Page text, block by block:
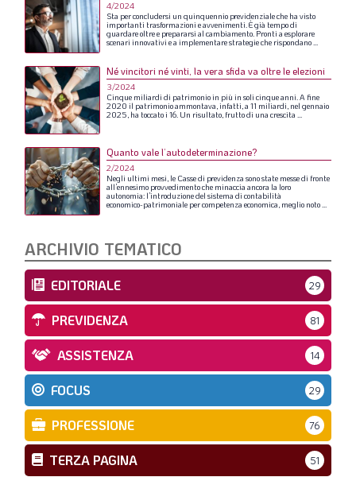
4/2024
Sta perconcludersi un quinquennio previdenzialeche ha visto
importanti trasformazioni eavvenimenti.Ègià tempodi
guardareoltree prepararsi al cambiamento. Pronti a esplorare
scenari innovativi ea implementarestrategieche rispondano...
Né vincitori né vinti, la vera sfida va oltre le elezioni
3/2024
Cinque miliardi di patrimonioin più in soli cinqueanni.A fine
2020 il patrimonioammontava,infatti,a 11 miliardi, nel gennaio
2025, ha toccatoi 16. Un risultato, fruttodi una crescita ...
Quanto vale l’autodeterminazione?
2/2024
Negli ultimi mesi, le Cassedi previdenza sonostate messedi fronte
all’ennesimo provvedimentoche minaccia ancora la loro
autonomia: l’introduzionedel sistema di contabilità
economico-patrimoniale percompetenza economica, meglio noto...
ARCHIVIO TEMATICO
EDITORIALE 29
PREVIDENZA 81
ASSISTENZA 14
FOCUS 29
PROFESSIONE 76
TERZA PAGINA 51